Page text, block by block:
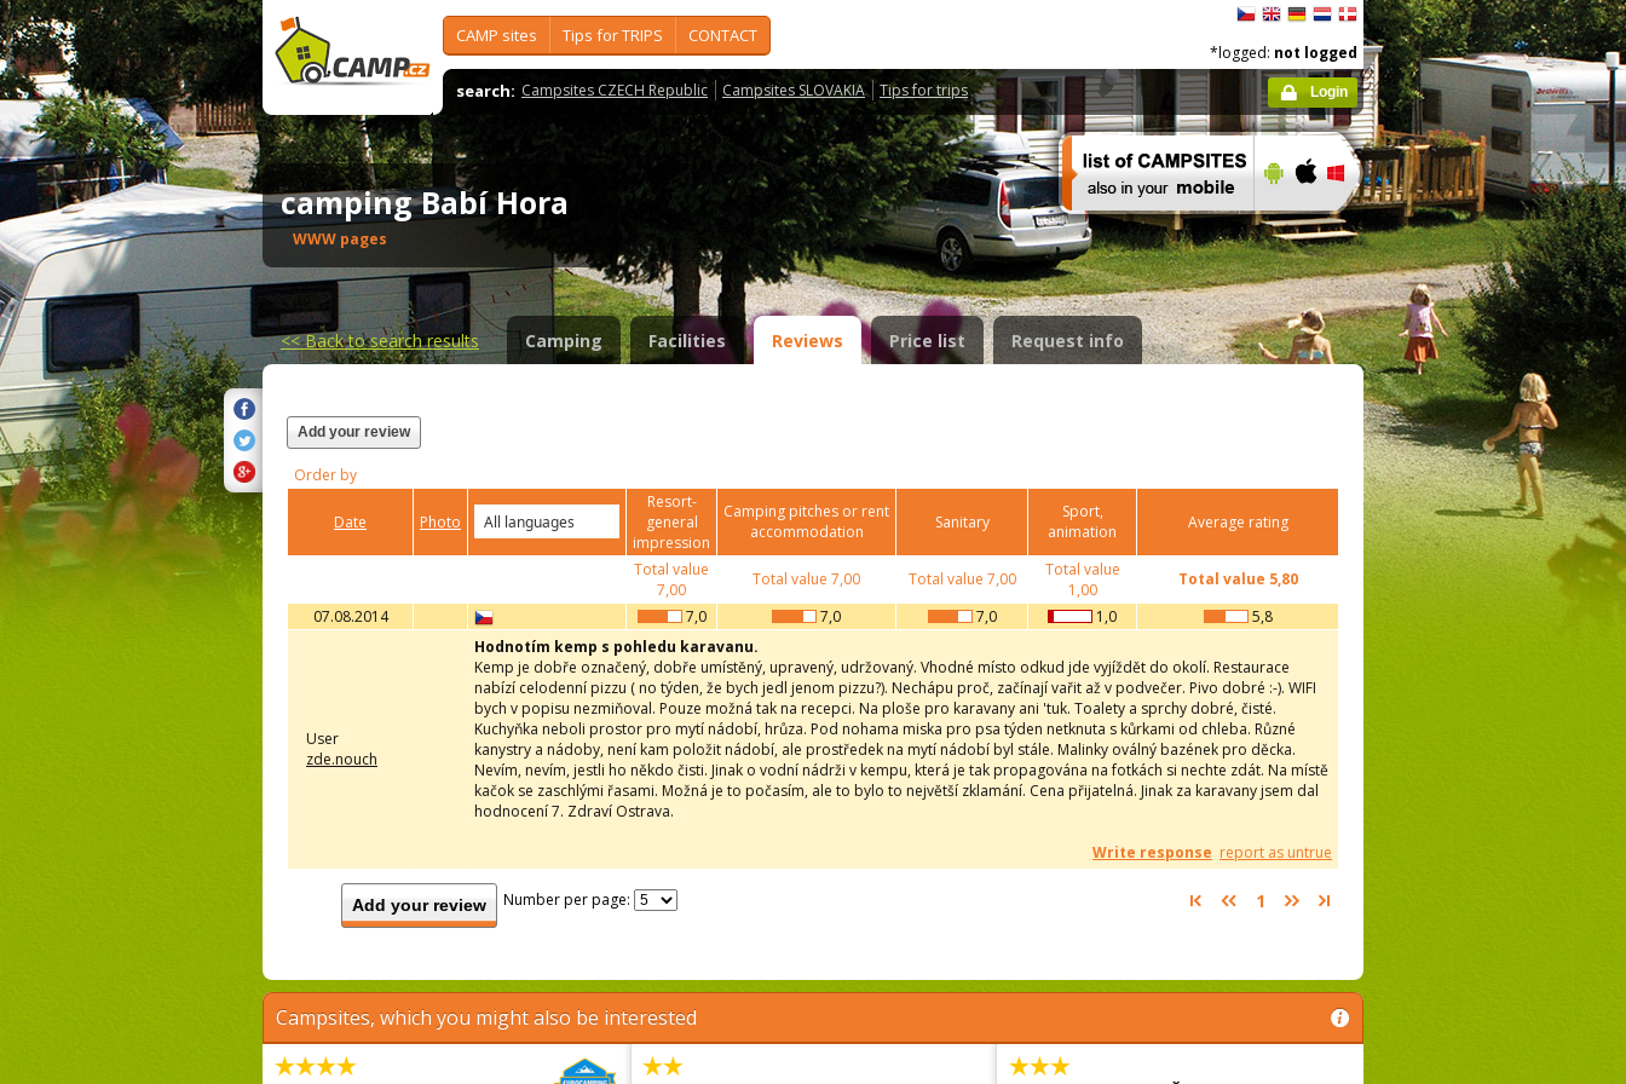
CAMP sites Tips for TRIPS CONTACT
search: Campsites CZECH Republic Campsites SLOVAKIA Tips for trips
*logged: not logged
Login
camping Babí Hora
WWW pages
<<Back to search results Camping Facilities Reviews Price list Request info
Add your review
Order by
Date Photo
Resort-
general
impression
Camping pitches or rent
accommodation
Sanitary
Sport,
animation
Average rating
Total value
7,00
Total value 7,00 Total value 7,00
Total value
1,00
Total value 5,80
07.08.2014
7,0 7,0 7,0 1,0 5,8
User
zde.nouch
Hodnotím kemp s pohledu karavanu.
Kemp je dobře označený, dobře umístěný, upravený, udržovaný. Vhodné místo odkud jde vyjíždět do okolí. Restaurace
nabízí celodenní pizzu ( no týden, že bych jedl jenom pizzu?). Nechápu proč, začínají vařit až v podvečer. Pivo dobré :-). WIFI
bych v popisu nezmiňoval. Pouze možná tak na recepci. Na ploše pro karavany ani 'tuk. Toalety a sprchy dobré, čisté.
Kuchyňka neboli prostor pro mytí nádobí, hrůza. Pod nohama miska pro psa týden netknuta s kůrkami od chleba. Různé
kanystry a nádoby, není kam položit nádobí, ale prostředek na mytí nádobí byl stále. Malinky oválný bazének pro děcka.
Nevím, nevím, jestli ho někdo čisti. Jinak o vodní nádrži v kempu, která je tak propagována na fotkách si nechte zdát. Na místě
kačok se zaschlými řasami. Možná je to počasím, ale to bylo to největší zklamání. Cena přijatelná. Jinak za karavany jsem dal
hodnocení 7. Zdraví Ostrava.
Write response report as untrue
Add your review Number per page: 1
Campsites, which you might also be interested